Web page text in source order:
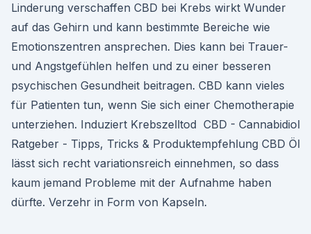
Linderung verschaffen CBD bei Krebs wirkt Wunder
auf das Gehirn und kann bestimmte Bereiche wie
Emotionszentren ansprechen. Dies kann bei Trauer-
und Angstgefühlen helfen und zu einer besseren
psychischen Gesundheit beitragen. CBD kann vieles
für Patienten tun, wenn Sie sich einer Chemotherapie
unterziehen. Induziert Krebszelltod ️ CBD - Cannabidiol
Ratgeber - Tipps, Tricks & Produktempfehlung CBD Öl
lässt sich recht variationsreich einnehmen, so dass
kaum jemand Probleme mit der Aufnahme haben
dürfte. Verzehr in Form von Kapseln.